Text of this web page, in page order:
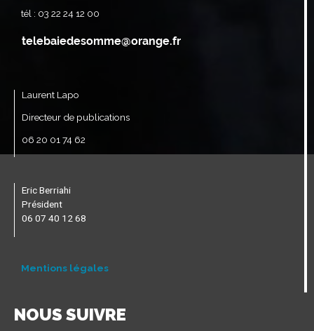
tél : 03 22 24 12 00
Laurent Lapo
Directeur de publications
06 20 01 74 62
Eric Berriahi
Président
06 07 40 12 68
Mentions légales
NOUS SUIVRE